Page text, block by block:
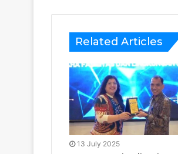
Related Articles
13 July 2025